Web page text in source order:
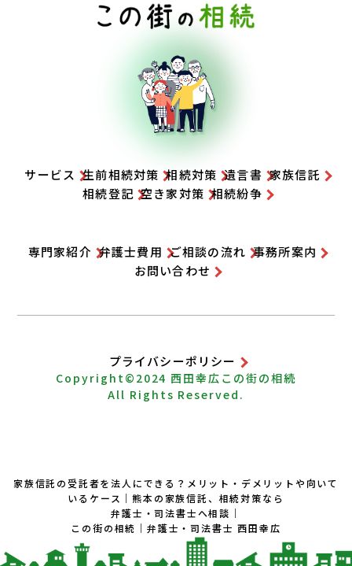
家族信託の受託者を法人にできる？メリット・デメリットや向いて
いるケース｜熊本の家族信託、相続対策なら
弁護士・司法書士へ相談｜
この街の相続｜弁護士・司法書士 西田幸広
サービス 生前相続対策 相続対策 遺言書 家族信託
相続登記 空き家対策 相続紛争
専門家紹介 弁護士費用 ご相談の流れ 事務所案内
お問い合わせ
プライバシーポリシー
Copyright©2024 西田幸広 この街の相続
All Rights Reserved.